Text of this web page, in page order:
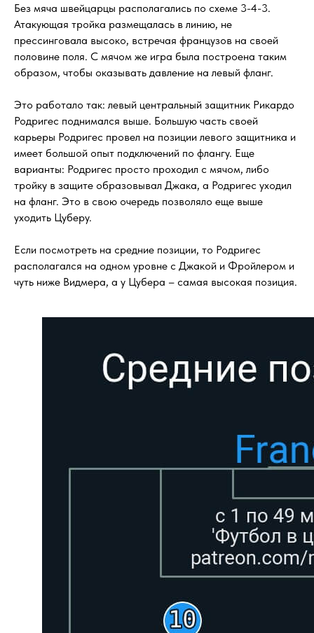
Без мяча швейцарцы располагались по схеме 3-4-3.
Атакующая тройка размещалась в линию, не
прессинговала высоко, встречая французов на своей
половине поля. С мячом же игра была построена таким
образом, чтобы оказывать давление на левый фланг.
Это работало так: левый центральный защитник Рикардо
Родригес поднимался выше. Большую часть своей
карьеры Родригес провел на позиции левого защитника и
имеет большой опыт подключений по флангу. Еще
варианты: Родригес просто проходил с мячом, либо
тройку в защите образовывал Джака, а Родригес уходил
на фланг. Это в свою очередь позволяло еще выше
уходить Цуберу.
Если посмотреть на средние позиции, то Родригес
располагался на одном уровне с Джакой и Фройлером и
чуть ниже Видмера, а у Цубера – самая высокая позиция.